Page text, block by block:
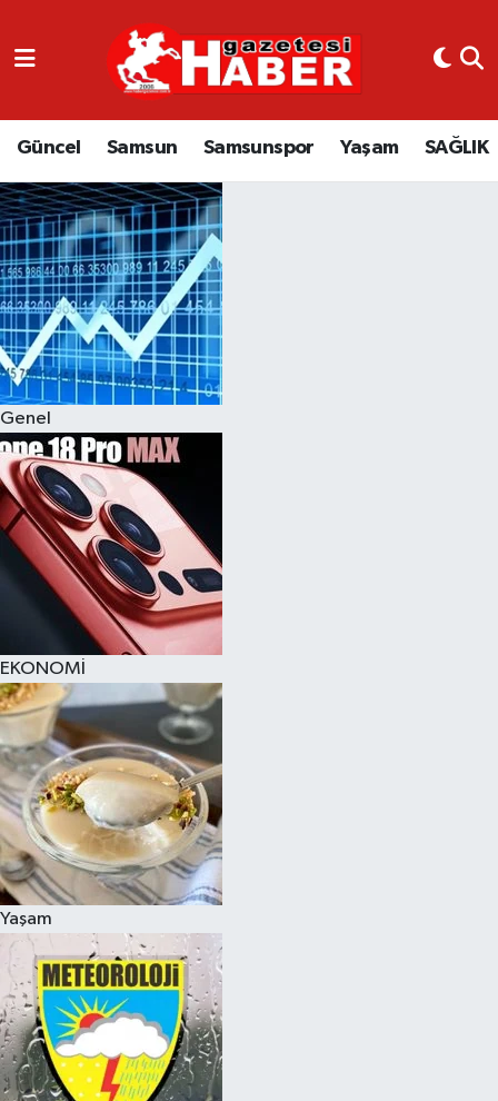
Güncel Samsun Samsunspor Yaşam SAĞLIK
Genel
EKONOMİ
Yaşam
GÜNCEL
SAMSUN
SAMSUNSPOR
EKONOMİ
YAŞAM